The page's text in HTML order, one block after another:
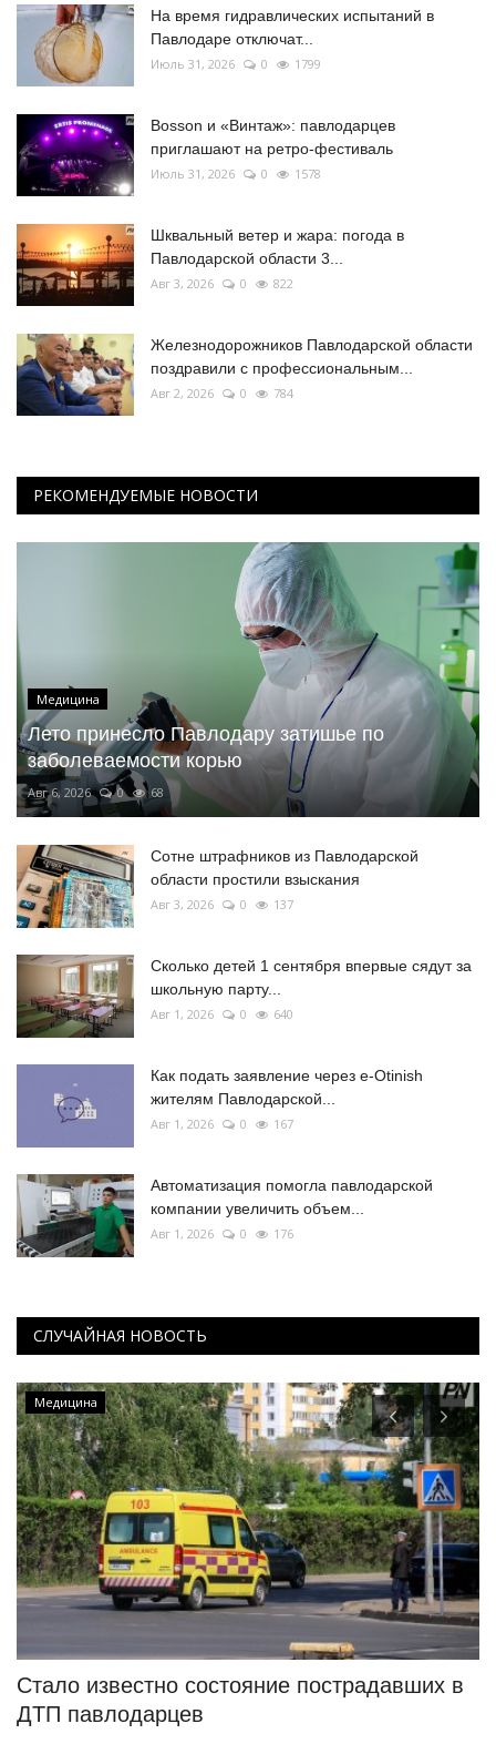
На время гидравлических испытаний в
Павлодаре отключат...
Июль 31, 2026 0 1799
Bosson и «Винтаж»: павлодарцев
приглашают на ретро-фестиваль
Июль 31, 2026 0 1578
Шквальный ветер и жара: погода в
Павлодарской области 3...
Авг 3, 2026 0 822
Железнодорожников Павлодарской области
поздравили с профессиональным...
Авг 2, 2026 0 784
РЕКОМЕНДУЕМЫЕ НОВОСТИ
Медицина
Лето принесло Павлодару затишье по
заболеваемости корью
Авг 6, 2026 0 68
Сотне штрафников из Павлодарской
области простили взыскания
Авг 3, 2026 0 137
Сколько детей 1 сентября впервые сядут за
школьную парту...
Авг 1, 2026 0 640
Как подать заявление через e-Otinish
жителям Павлодарской...
Авг 1, 2026 0 167
Автоматизация помогла павлодарской
компании увеличить объем...
Авг 1, 2026 0 176
СЛУЧАЙНАЯ НОВОСТЬ
Медицина
Стало известно состояние пострадавших в
ДТП павлодарцев